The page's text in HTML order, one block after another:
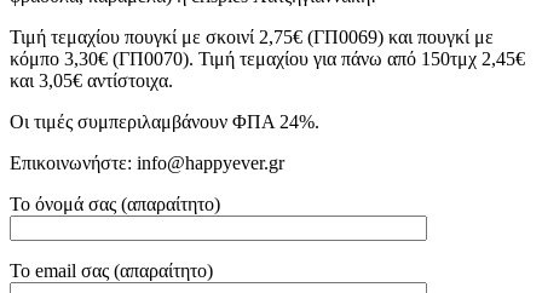
Τιμή τεμαχίου πουγκί με σκοινί 2,75€ (ΓΠ0069) και πουγκί με
κόμπο 3,30€ (ΓΠ0070). Τιμή τεμαχίου για πάνω από 150τμχ 2,45€
και 3,05€ αντίστοιχα.
Οι τιμές συμπεριλαμβάνουν ΦΠΑ 24%.
Επικοινωνήστε: info@happyever.gr
Το όνομά σας (απαραίτητο)
Το email σας (απαραίτητο)